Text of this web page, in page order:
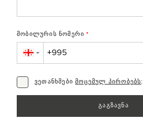
მობილურის ნომერი *
▼
ვეთანხმებიმოცემულ პირობებს: